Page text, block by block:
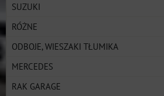
SUZUKI
RÓŻNE
ODBOJE, WIESZAKI TŁUMIKA
MERCEDES
RAK GARAGE